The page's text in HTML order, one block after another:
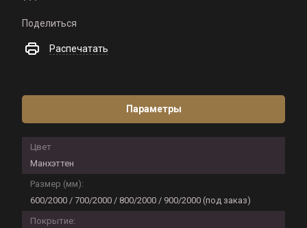
Поделиться
Распечатать
Параметры
Цвет
Манхэттен
Размер (мм):
600/2000 / 700/2000 / 800/2000 / 900/2000 (под заказ)
Покрытие: